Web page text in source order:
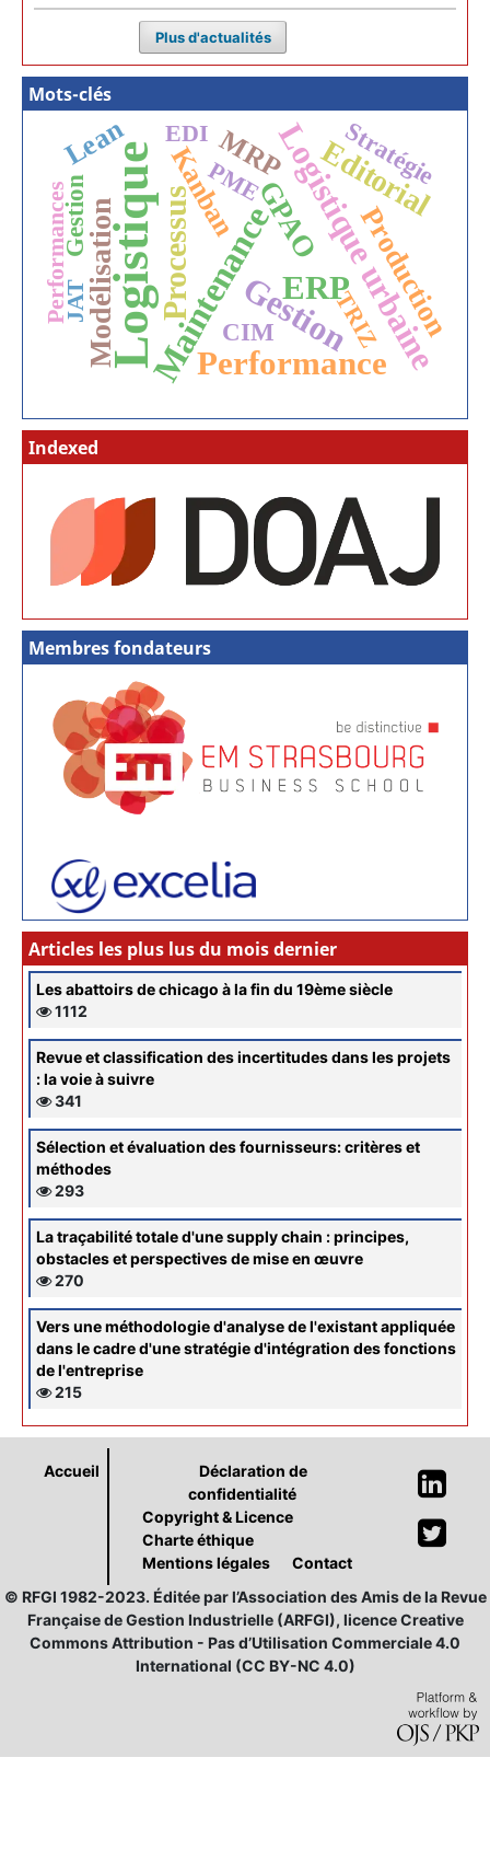
Plus d'actualités
Mots-clés
LogistiqueMaintenanceGestion
ERP
Logistique urbaine
Performance
Processus
Editorial
Modélisation GPAO Production
KanbanMRP
Lean
CIM
Gestion
Stratégie
TRIZ
Performances PME
EDI
JAT
Indexed
Membres fondateurs
Articles les plus lus du mois dernier
Les abattoirs de chicago à la fin du 19ème siècle
1112
Revue et classification des incertitudes dans les projets
: la voie à suivre
341
Sélection et évaluation des fournisseurs: critères et
méthodes
293
La traçabilité totale d'une supply chain : principes,
obstacles et perspectives de mise en œuvre
270
Vers une méthodologie d'analyse de l'existant appliquée
dans le cadre d'une stratégie d'intégration des fonctions
de l'entreprise
215
Accueil
Déclaration de
confidentialité
Copyright & Licence
Charte éthique
Mentions légales
Contact
© RFGI 1982-2023. Éditée par l’Association des Amis de la Revue
Française de Gestion Industrielle (ARFGI), licence Creative
Commons Attribution - Pas d’Utilisation Commerciale 4.0
International (CC BY-NC 4.0)